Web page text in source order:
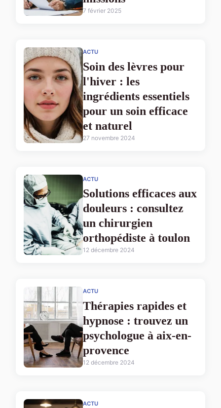
7 février 2025
ACTU
Soin des lèvres pour
l'hiver : les
ingrédients essentiels
pour un soin efficace
et naturel
27 novembre 2024
ACTU
Solutions efficaces aux
douleurs : consultez
un chirurgien
orthopédiste à toulon
12 décembre 2024
ACTU
Thérapies rapides et
hypnose : trouvez un
psychologue à aix-en-
provence
12 décembre 2024
ACTU